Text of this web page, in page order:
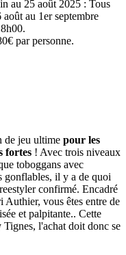
au 25 août 2025 : Tous
au 1er septembre
par personne.
de jeu ultime pour les
fortes ! Avec trois niveaux
toboggans avec
gonflables, il y a de quoi
confirmé. Encadré
Authier, vous êtes entre de
et palpitante.. Cette
l'achat doit donc se